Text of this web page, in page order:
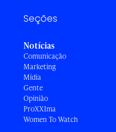
Seções
Notícias
Comunicação
Marketing
Mídia
Gente
Opinião
ProXXIma
Women To Watch